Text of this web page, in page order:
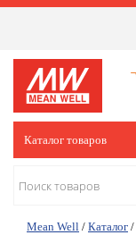
Каталог товаров
Mean Well / Каталог /